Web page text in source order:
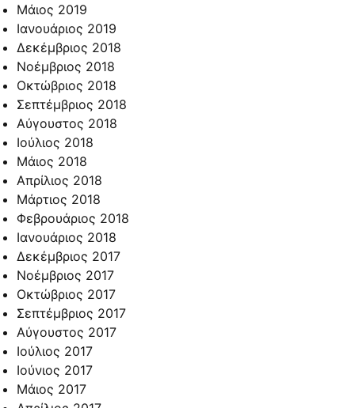
Μάιος 2019
Ιανουάριος 2019
Δεκέμβριος 2018
Νοέμβριος 2018
Οκτώβριος 2018
Σεπτέμβριος 2018
Αύγουστος 2018
Ιούλιος 2018
Μάιος 2018
Απρίλιος 2018
Μάρτιος 2018
Φεβρουάριος 2018
Ιανουάριος 2018
Δεκέμβριος 2017
Νοέμβριος 2017
Οκτώβριος 2017
Σεπτέμβριος 2017
Αύγουστος 2017
Ιούλιος 2017
Ιούνιος 2017
Μάιος 2017